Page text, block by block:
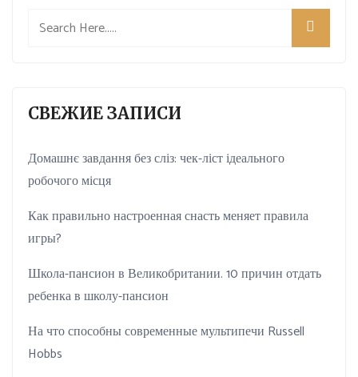
СВЕЖИЕ ЗАПИСИ
Домашнє завдання без сліз: чек-ліст ідеального
робочого місця
Как правильно настроенная снасть меняет правила
игры?
Школа-пансион в Великобритании. 10 причин отдать
ребенка в школу-пансион
На что способны современные мультипечи Russell
Hobbs